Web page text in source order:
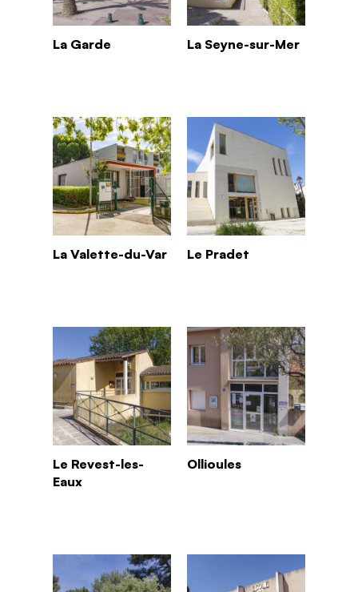
La Garde La Seyne-sur-Mer
La Valette-du-Var Le Pradet
Le Revest-les-
Eaux
Ollioules